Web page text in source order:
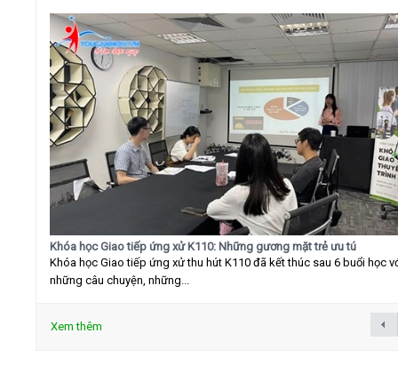
Khóa học Giao tiếp ứng xử K110: Những gương mặt trẻ ưu tú
Khóa học Giao tiếp ứng xử thu hút K110 đã kết thúc sau 6 buổi học
những câu chuyện, những...
Xem thêm